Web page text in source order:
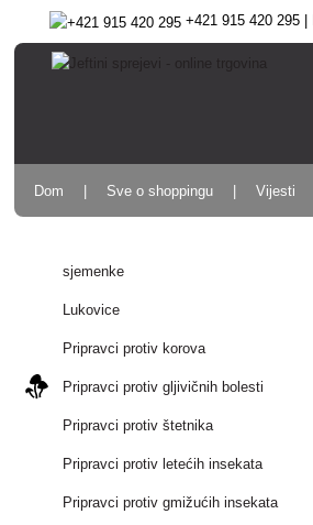
+421 915 420 295
Dom Sve o shoppingu Vijesti
sjemenke
Lukovice
Pripravci protiv korova
Pripravci protiv gljivičnih bolesti
Pripravci protiv štetnika
Pripravci protiv letećih insekata
Pripravci protiv gmižućih insekata